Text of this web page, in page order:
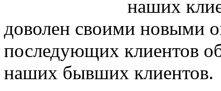
наших
доволен своими новыми
последующих клиентов
наших бывших клиентов.